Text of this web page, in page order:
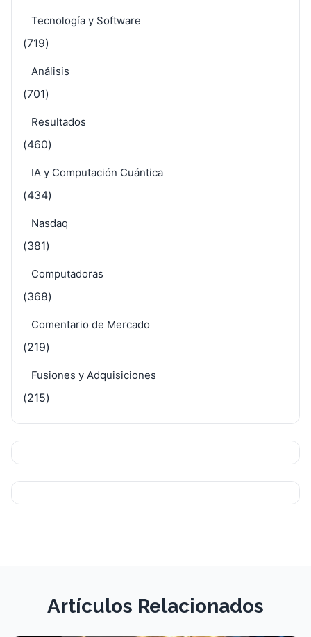
Tecnología y Software
(719)
Análisis
(701)
Resultados
(460)
IA y Computación Cuántica
(434)
Nasdaq
(381)
Computadoras
(368)
Comentario de Mercado
(219)
Fusiones y Adquisiciones
(215)
Artículos Relacionados